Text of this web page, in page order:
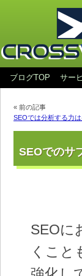
ブログTOP サー
« 前の記事
SEOでは分析する力は
SEOでのサ
SEOに
くこと